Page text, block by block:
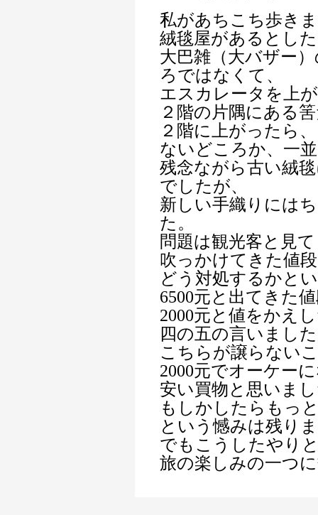
私があちこち歩き
絨毯屋があるとし
大巴雑（大バザー
ろではなくて、
エスカレータを上
２階の片隅にある
２階に上がったら、
ないどころか、一
残念ながら古い絨
でしたが、
新しい手織りには
た。
問題は観光客と見て
吹っかけてきた値
どう対処するかと
6500元と出てきた
2000元と値をかえ
四の五の言いまし
こちらが譲らない
2000元でオーケー
安い買物と思いま
もしかしたらもっ
という憾みは残り
でもこうしたやり
旅の楽しみの一つ